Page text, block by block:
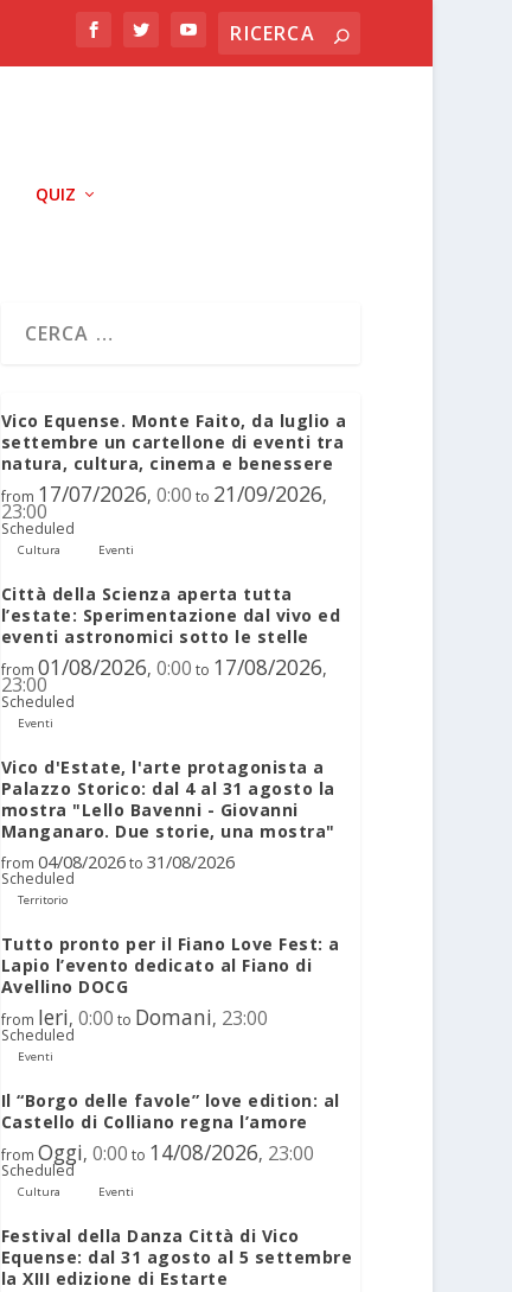
QUIZ
Vico Equense. Monte Faito, da luglio a
settembre un cartellone di eventi tra
natura, cultura, cinema e benessere
from 17/07/2026, 0:00 to 21/09/2026,
23:00
Scheduled
Cultura Eventi
Città della Scienza aperta tutta
l’estate: Sperimentazione dal vivo ed
eventi astronomici sotto le stelle
from 01/08/2026, 0:00 to 17/08/2026,
23:00
Scheduled
Eventi
Vico d'Estate, l'arte protagonista a
Palazzo Storico: dal 4 al 31 agosto la
mostra "Lello Bavenni - Giovanni
Manganaro. Due storie, una mostra"
from 04/08/2026to 31/08/2026
Scheduled
Territorio
Tutto pronto per il Fiano Love Fest: a
Lapio l’evento dedicato al Fiano di
Avellino DOCG
from Ieri, 0:00 to Domani, 23:00
Scheduled
Eventi
Il “Borgo delle favole” love edition: al
Castello di Colliano regna l’amore
from Oggi, 0:00 to 14/08/2026, 23:00
Scheduled
Cultura Eventi
Festival della Danza Città di Vico
Equense: dal 31 agosto al 5 settembre
la XIII edizione di Estarte